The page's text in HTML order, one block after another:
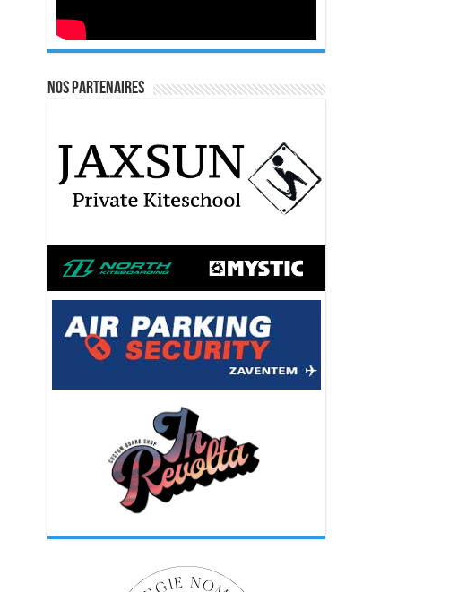
Nos Partenaires